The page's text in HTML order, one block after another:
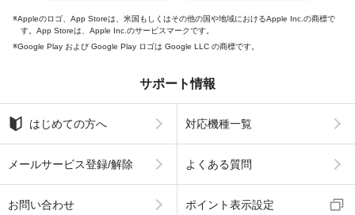
Appleのロゴ、App Storeは、米国もしくはその他の国や地域におけるApple Inc.の商標で
す。App Storeは、Apple Inc.のサービスマークです。
Google Play および Google Play ロゴは Google LLC の商標です。
サポート情報
はじめての方へ 対応機種一覧
メールサービス登録/解除 よくある質問
お問い合わせ ポイント表示設定